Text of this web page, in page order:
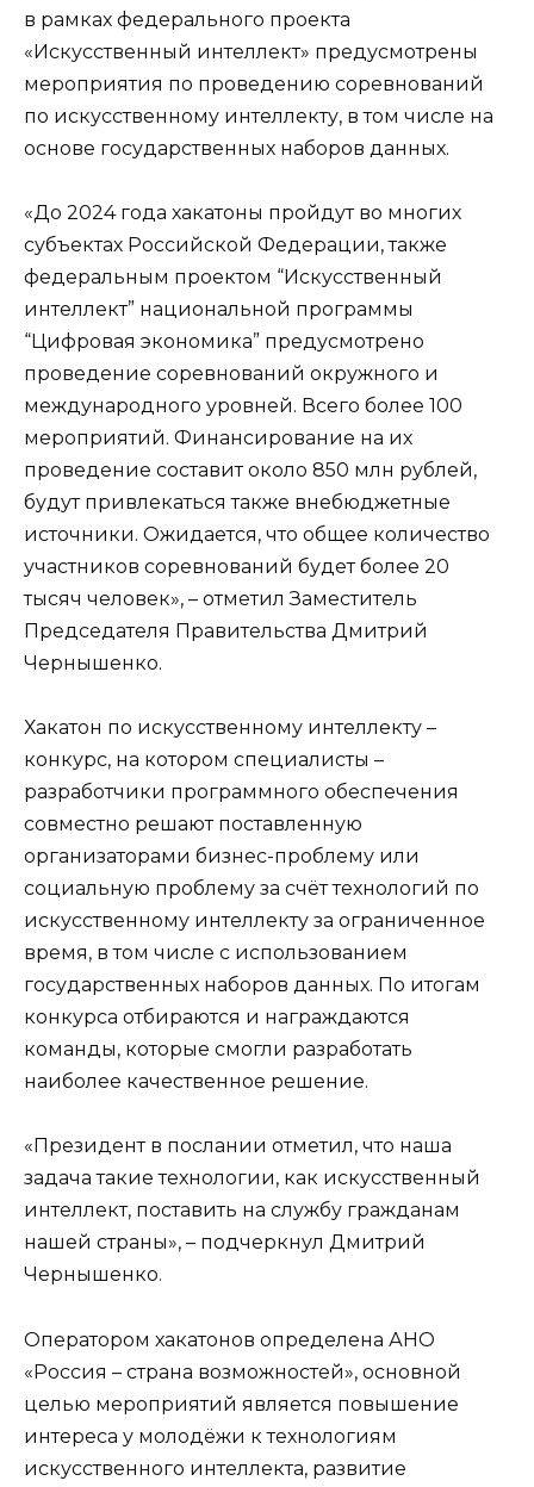
в рамках федерального проекта
«Искусственный интеллект» предусмотрены
мероприятия по проведению соревнований
по искусственному интеллекту, в том числе на
основе государственных наборов данных.
«До 2024 года хакатоны пройдут во многих
субъектах Российской Федерации, также
федеральным проектом “Искусственный
интеллект” национальной программы
“Цифровая экономика” предусмотрено
проведение соревнований окружного и
международного уровней. Всего более 100
мероприятий. Финансирование на их
проведение составит около 850 млн рублей,
будут привлекаться также внебюджетные
источники. Ожидается, что общее количество
участников соревнований будет более 20
тысяч человек», – отметил Заместитель
Председателя Правительства Дмитрий
Чернышенко.
Хакатон по искусственному интеллекту –
конкурс, на котором специалисты –
разработчики программного обеспечения
совместно решают поставленную
организаторами бизнес-проблему или
социальную проблему за счёт технологий по
искусственному интеллекту за ограниченное
время, в том числе с использованием
государственных наборов данных. По итогам
конкурса отбираются и награждаются
команды, которые смогли разработать
наиболее качественное решение.
«Президент в послании отметил, что наша
задача такие технологии, как искусственный
интеллект, поставить на службу гражданам
нашей страны», – подчеркнул Дмитрий
Чернышенко.
Оператором хакатонов определена АНО
«Россия – страна возможностей», основной
целью мероприятий является повышение
интереса у молодёжи к технологиям
искусственного интеллекта, развитие